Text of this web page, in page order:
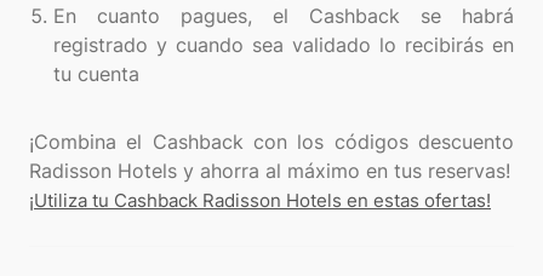
En cuanto pagues, el Cashback se habrá
registrado y cuando sea validado lo recibirás en
tu cuenta
¡Combina el Cashback con los códigos descuento
¡Utiliza tu Cashback Radisson Hotels en estas ofertas!